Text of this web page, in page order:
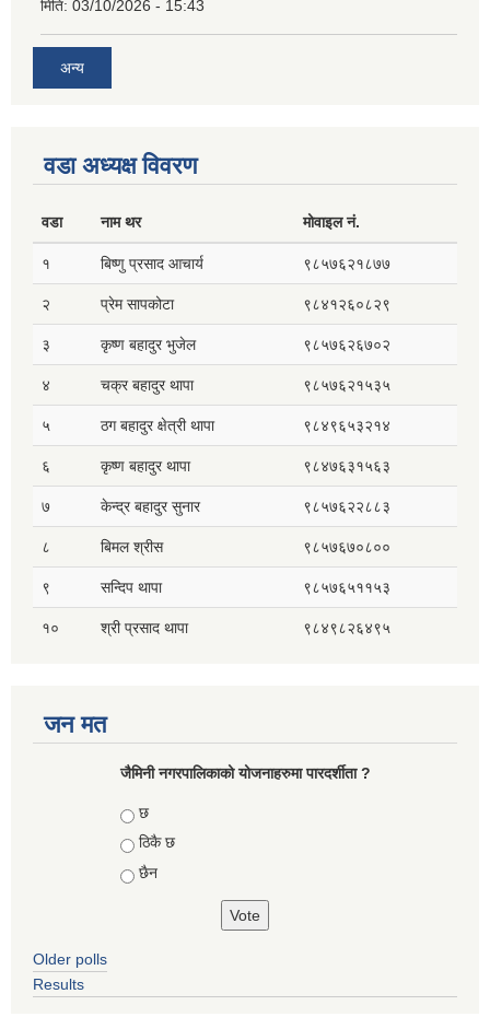
मिति: 03/10/2026 - 15:43
अन्य
वडा अध्यक्ष विवरण
वडा नाम थर मोवाइल नं.
१ बिष्णु प्रसाद आचार्य ९८५७६२१८७७
२ प्रेम सापकोटा ९८४१२६०८२९
३ कृष्ण बहादुर भुजेल ९८५७६२६७०२
४ चक्र बहादुर थापा ९८५७६२१५३५
५ ठग बहादुर क्षेत्री थापा ९८४९६५३२१४
६ कृष्ण बहादुर थापा ९८४७६३१५६३
७ केन्द्र बहादुर सुनार ९८५७६२२८८३
८ बिमल श्रीस ९८५७६७०८००
९ सन्दिप थापा ९८५७६५११५३
१० श्री प्रसाद थापा ९८४९८२६४९५
जन मत
जैमिनी नगरपालिकाको योजनाहरुमा पारदर्शीता ?
Choices
छ
ठिकै छ
छैन
Older polls
Results